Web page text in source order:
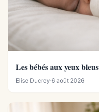
Les bébés aux yeux
Elise Ducrey·6 août 2026